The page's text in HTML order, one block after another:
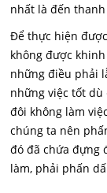
nhất là đến
Để thực hiện
không được
những điều phải
những việc tốt dù
đôi không làm
chúng ta nên
đó đã chứa đựng
làm, phải phấn